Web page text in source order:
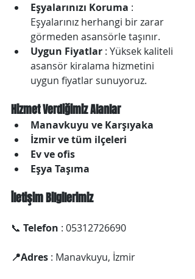
Eşyalarınızı Koruma :
Eşyalarınız herhangi bir zarar
görmeden asansörle taşınır.
Uygun Fiyatlar : Yüksek kaliteli
asansör kiralama hizmetini
uygun fiyatlar sunuyoruz.
Hizmet Verdiğimiz Alanlar
Manavkuyu ​​ve Karşıyaka
İzmir ve tüm ilçeleri
Ev ve ofis
Eşya Taşıma
İletişim Bilgilerimiz
📞 Telefon : 05312726690
📍Adres : Manavkuyu, İzmir